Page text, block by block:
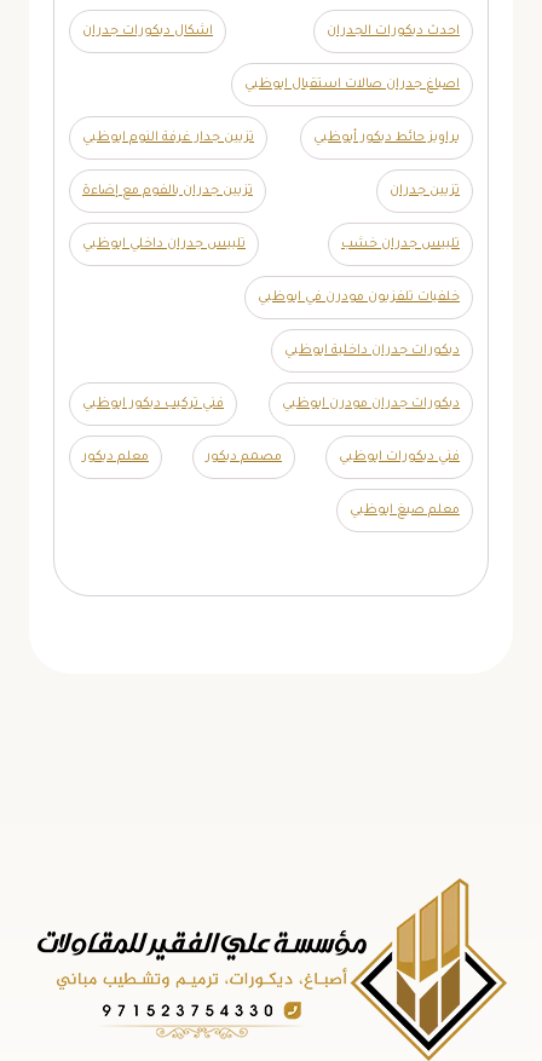
احدث ديكورات الجدران اشكال ديكورات جدران
اصباغ جدران صالات استقبال ابوظبي
براويز حائط ديكور أبوظبي تزيين جدار غرفة النوم ابوظبي
تزيين جدران تزيين جدران بالفوم مع إضاءة
تلبيس جدران خشب تلبيس جدران داخلي ابوظبي
خلفيات تلفزيون مودرن في ابوظبي
ديكورات جدران داخلية ابوظبي
ديكورات جدران مودرن ابوظبي فني تركيب ديكور ابوظبي
فني ديكورات ابوظبي مصمم ديكور معلم ديكور
معلم صبغ ابوظبي